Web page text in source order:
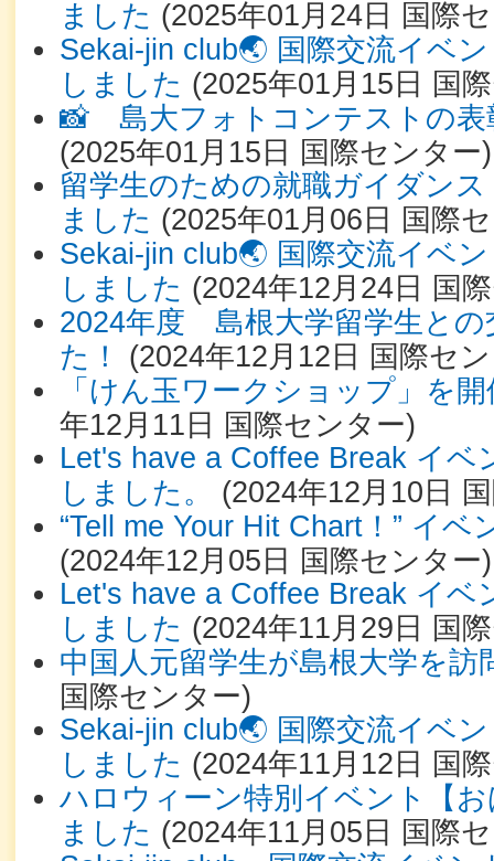
ました (2025年01月24日 国際
Sekai-jin club🌏 国際交流イベ
しました (2025年01月15日 国
📸 島大フォトコンテストの表
(2025年01月15日 国際センター)
留学生のための就職ガイダン
ました (2025年01月06日 国際
Sekai-jin club🌏 国際交流イベ
しました (2024年12月24日 国
2024年度 島根大学留学生との
た！
(2024年12月12日 国際セ
「けん玉ワークショップ」を
年12月11日 国際センター)
Let's have a Coffee Break イベ
しました。
(2024年12月10日
“Tell me Your Hit Chart！” イ
(2024年12月05日 国際センター)
Let's have a Coffee Break イベ
しました (2024年11月29日 国
中国人元留学生が島根大学を訪
国際センター)
Sekai-jin club🌏 国際交流イベ
しました (2024年11月12日 国
ハロウィーン特別イベント【
ました (2024年11月05日 国際